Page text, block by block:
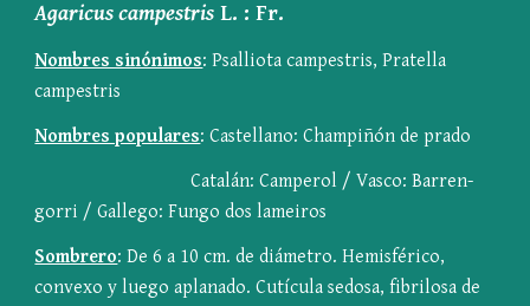
Agaricus campestris L. : Fr.
Nombres sinónimos: Psalliota campestris, Pratella
campestris
Nombres populares: Castellano: Champiñón de prado
Catalán: Camperol / Vasco: Barren-
gorri / Gallego: Fungo dos lameiros
Sombrero: De 6 a 10 cm. de diámetro. Hemisférico,
convexo y luego aplanado. Cutícula sedosa, fibrilosa de